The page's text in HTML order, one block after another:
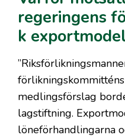
regeringens
k
medlingsförslag
lagstiftning.
löneförhandlingarna